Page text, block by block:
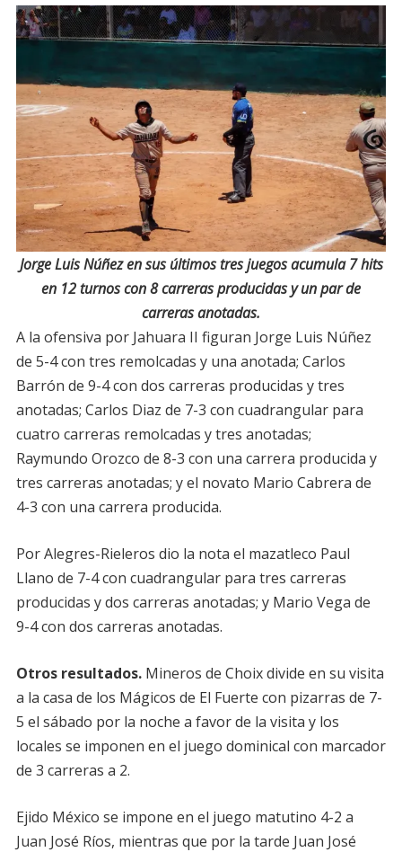
Jorge Luis Núñez en sus últimos tres juegos acumula 7 hits
en 12 turnos con 8 carreras producidas y un par de
carreras anotadas.
A la ofensiva por Jahuara II figuran Jorge Luis Núñez
de 5-4 con tres remolcadas y una anotada; Carlos
Barrón de 9-4 con dos carreras producidas y tres
anotadas; Carlos Diaz de 7-3 con cuadrangular para
cuatro carreras remolcadas y tres anotadas;
Raymundo Orozco de 8-3 con una carrera producida y
tres carreras anotadas; y el novato Mario Cabrera de
4-3 con una carrera producida.
Por Alegres-Rieleros dio la nota el mazatleco Paul
Llano de 7-4 con cuadrangular para tres carreras
producidas y dos carreras anotadas; y Mario Vega de
9-4 con dos carreras anotadas.
Otros resultados.Mineros de Choix divide en su visita
a la casa de los Mágicos de El Fuerte con pizarras de 7-
5 el sábado por la noche a favor de la visita y los
locales se imponen en el juego dominical con marcador
de 3 carreras a 2.
Ejido México se impone en el juego matutino 4-2 a
Juan José Ríos, mientras que por la tarde Juan José